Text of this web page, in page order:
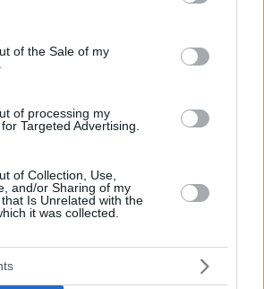
to Google and its third-party tags to
specified purposes in below Google
of the Sale of my
of processing my
Targeted Advertising.
of Collection, Use,
and/or Sharing of my
Is Unrelated with the
it was collected.
πατίνια ξανάρχισε με σφήνες
αναρχία,